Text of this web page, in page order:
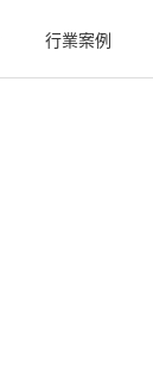
行業案例